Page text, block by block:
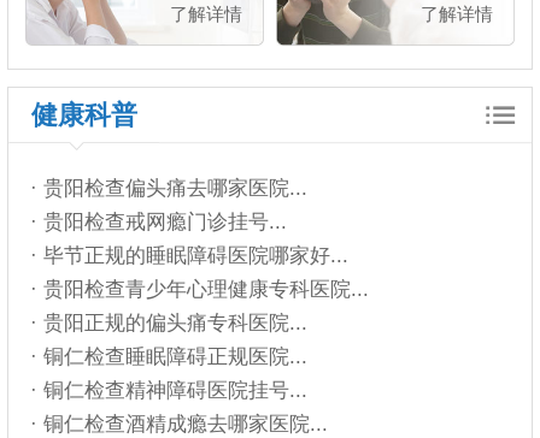
了解详情 了解详情
健康科普
· 贵阳检查偏头痛去哪家医院...
· 贵阳检查戒网瘾门诊挂号...
· 毕节正规的睡眠障碍医院哪家好...
· 贵阳检查青少年心理健康专科医院...
· 贵阳正规的偏头痛专科医院...
· 铜仁检查睡眠障碍正规医院...
· 铜仁检查精神障碍医院挂号...
· 铜仁检查酒精成瘾去哪家医院...